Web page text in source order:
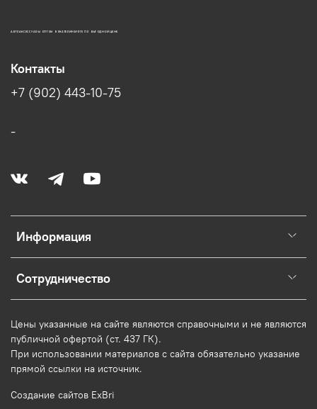
АВТОАКСЕССУАРЫ ОПТОМ В ЕКАТЕРИНБУРГЕ ПО ВЫГОДНОЙ ЦЕНЕ
Информация
Сотрудничество
Контакты
+7 (902) 443-10-75
-
Цены указанные на сайте являются справочными и не являются
публичной офертой (ст. 437 ГК).
При использовании материалов с сайта обязательно указание
прямой ссылки на источник.
Создание сайтов ExBri